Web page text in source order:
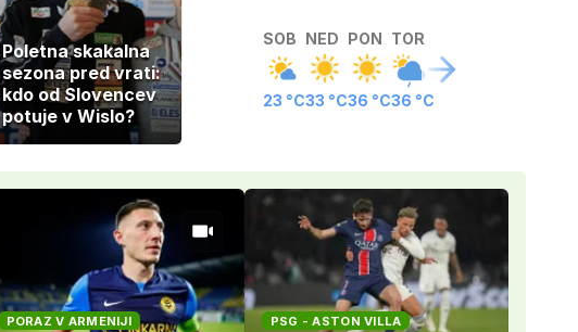
Poletna skakalna
sezona pred vrati:
kdo od Slovencev
potuje v Wislo?
SOB
23 °C
NED
33 °C
PON
36 °C
TOR
36 °C
PORAZ V ARMENIJI PSG - ASTON VILLA